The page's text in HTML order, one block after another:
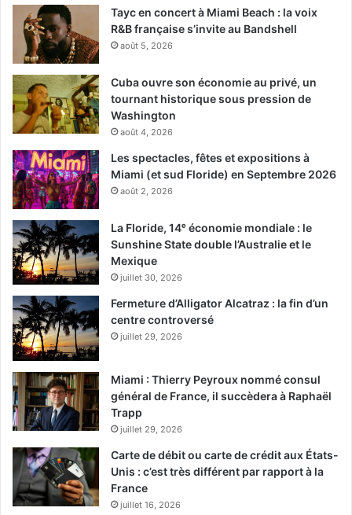
Tayc en concert à Miami Beach : la voix
R&B française s’invite au Bandshell
août 5, 2026
Cuba ouvre son économie au privé, un
tournant historique sous pression de
Washington
août 4, 2026
Les spectacles, fêtes et expositions à
Miami (et sud Floride) en Septembre 2026
août 2, 2026
La Floride, 14ᵉ économie mondiale : le
Sunshine State double l’Australie et le
Mexique
juillet 30, 2026
Fermeture d’Alligator Alcatraz : la fin d’un
centre controversé
juillet 29, 2026
Miami : Thierry Peyroux nommé consul
général de France, il succèdera à Raphaël
Trapp
juillet 29, 2026
Carte de débit ou carte de crédit aux États-
Unis : c’est très différent par rapport à la
France
juillet 16, 2026